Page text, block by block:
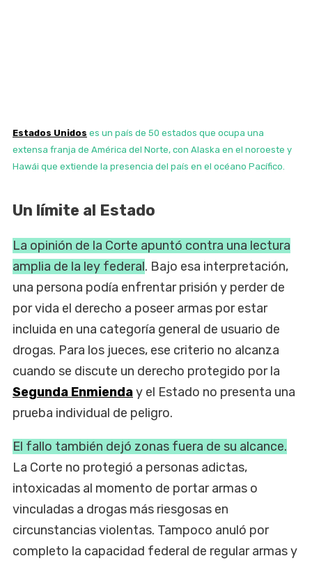
Estados Unidos es un país de 50 estados que ocupa una
extensa franja de América del Norte, con Alaska en el noroeste y
Hawái que extiende la presencia del país en el océano Pacífico.
Un límite al Estado
La opinión de la Corte apuntó contra una lectura
amplia de la ley federal. Bajo esa interpretación,
una persona podía enfrentar prisión y perder de
por vida el derecho a poseer armas por estar
incluida en una categoría general de usuario de
drogas. Para los jueces, ese criterio no alcanza
cuando se discute un derecho protegido por la
Segunda Enmienday el Estado no presenta una
prueba individual de peligro.
El fallo también dejó zonas fuera de su alcance.
La Corte no protegió a personas adictas,
intoxicadas al momento de portar armas o
vinculadas a drogas más riesgosas en
circunstancias violentas. Tampoco anuló por
completo la capacidad federal de regular armas y